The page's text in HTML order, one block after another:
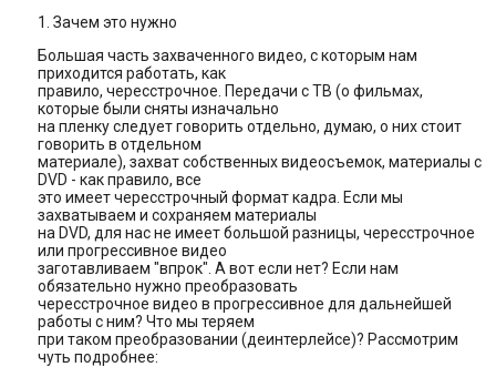
1. Зачем это нужно
Большая часть захваченного видео, с которым нам
приходится работать, как
правило, чересстрочное. Передачи с ТВ (о фильмах,
которые были сняты изначально
на пленку следует говорить отдельно, думаю, о них стоит
говорить в отдельном
материале), захват собственных видеосъемок, материалы с
DVD - как правило, все
это имеет чересстрочный формат кадра. Если мы
захватываем и сохраняем материалы
на DVD, для нас не имеет большой разницы, чересстрочное
или прогрессивное видео
заготавливаем "впрок". А вот если нет? Если нам
обязательно нужно преобразовать
чересстрочное видео в прогрессивное для дальнейшей
работы с ним? Что мы теряем
при таком преобразовании (деинтерлейсе)? Рассмотрим
чуть подробнее: